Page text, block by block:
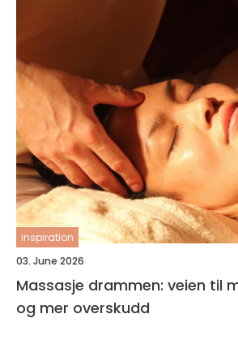
inspiration
03. June 2026
Massasje drammen: veien til
og mer overskudd